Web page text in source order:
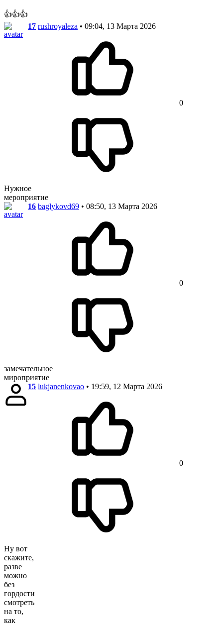
👍👍👍
17 rushroyaleza • 09:04, 13 Марта 2026
0
Нужное
мероприятие
16 baglykovd69 • 08:50, 13 Марта 2026
0
замечательное
мироприятие
15 lukjanenkovao • 19:59, 12 Марта 2026
0
Ну вот
скажите,
разве
можно
без
гордости
смотреть
на то,
как